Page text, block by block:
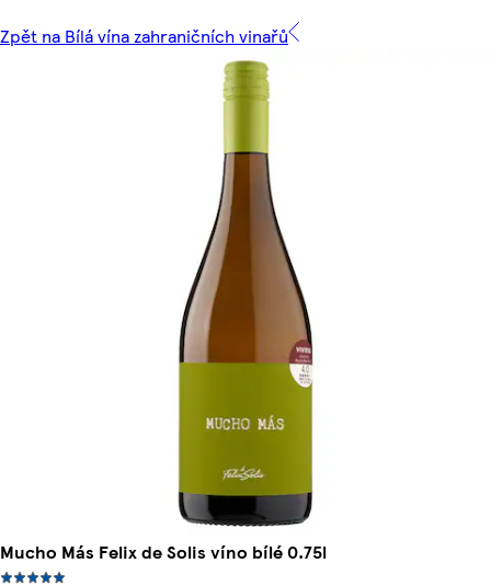
Zpět na Bílá vína zahraničních vinařů
Mucho Más Felix de Solis víno bílé 0.75l